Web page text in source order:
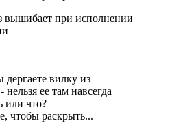
вышибает при исполнении
дергаете вилку из
нельзя ее там навсегда
или что?
чтобы раскрыть...